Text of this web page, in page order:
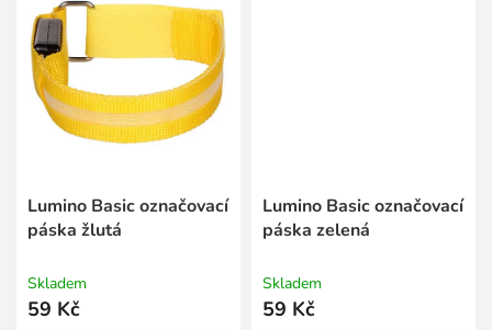
Lumino Basic označovací
páska žlutá
Skladem
59 Kč
Lumino Basic označovací
páska zelená
Skladem
59 Kč